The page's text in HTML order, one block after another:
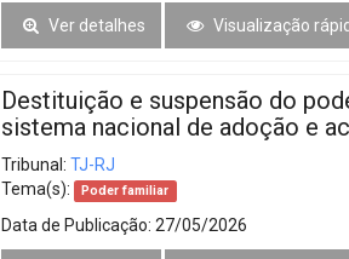
Ver detalhes Visualização
Destituição e suspensão do
sistema nacional de adoção e
Tribunal: TJ-RJ
Tema(s):
Poder familiar
Data de Publicação: 27/05/2026